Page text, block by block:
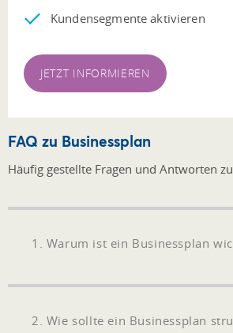
Kundensegmente aktivieren
JETZT INFORMIEREN
FAQ zu Businessplan
Häufig gestellte Fragen und Antworten
1. Warum ist ein Businessplan
2. Wie sollte ein Businessplan